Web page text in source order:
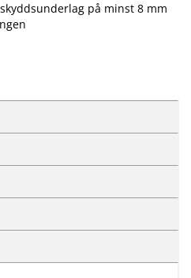
på minst 8 mm